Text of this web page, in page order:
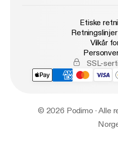
Etiske
Vilkår
SSL-
© 2026 Podimo · Alle